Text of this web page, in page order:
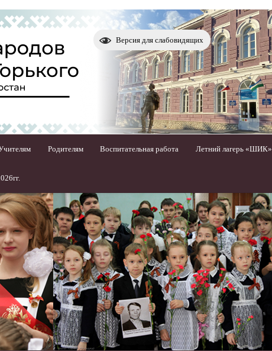
Версия для слабовидящих
Родителям Воспитательная работа Летний лагерь «ШИК»